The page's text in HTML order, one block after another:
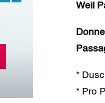
Weil
*
* Pro